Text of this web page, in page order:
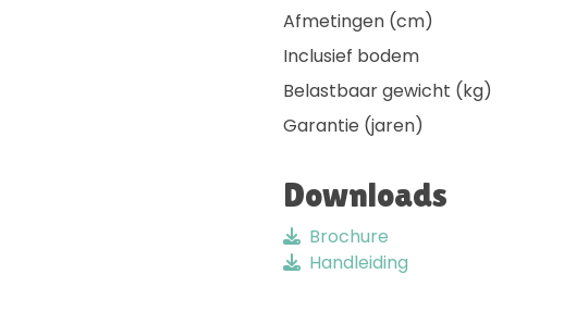
Afmetingen (cm)
Inclusief bodem
Belastbaar gewicht (kg)
Garantie (jaren)
Downloads
Brochure
Handleiding